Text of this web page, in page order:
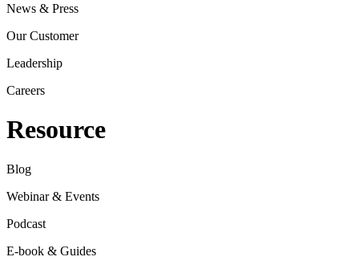
News & Press
Our Customer
Leadership
Careers
Resource
Blog
Webinar & Events
Podcast
E-book & Guides